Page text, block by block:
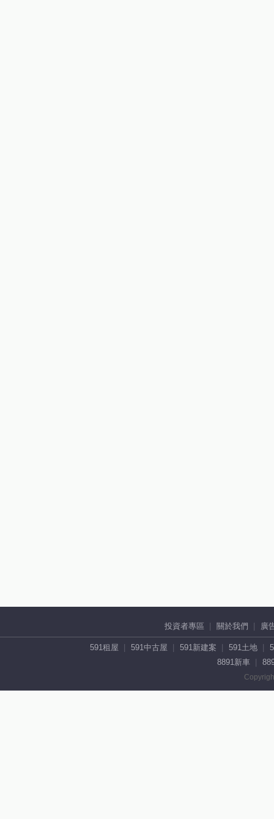
投資者專區 關於我們 廣
591租屋 591中古屋 591新建案 591土地
8891新車